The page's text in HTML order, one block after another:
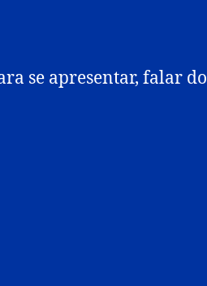
se apresentar, falar do